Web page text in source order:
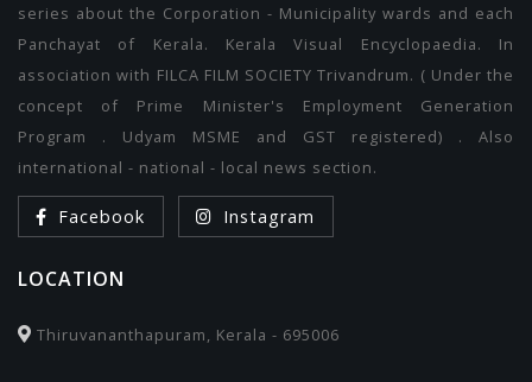
series about the Corporation - Municipality wards and each
Panchayat of Kerala. Kerala Visual Encyclopaedia. In
association with FILCA FILM SOCIETY Trivandrum. ( Under the
concept of Prime Minister's Employment Generation
Program . Udyam MSME and GST registered) . Also
international - national - local news section.
Facebook Instagram
LOCATION
Thiruvananthapuram, Kerala - 695006